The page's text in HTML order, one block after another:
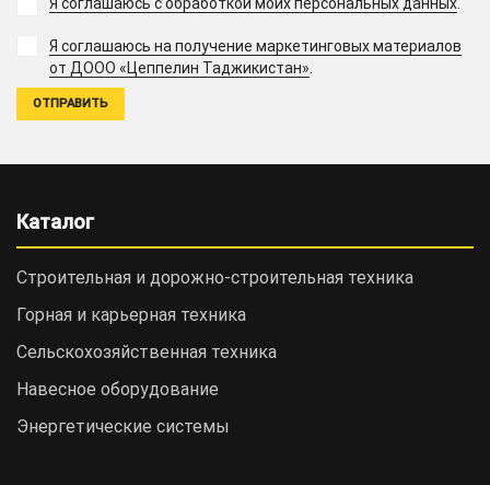
Я соглашаюсь с обработкой моих персональных данных.
Я соглашаюсь на получение маркетинговых материалов
от ДООО «Цеппелин Таджикистан».
Каталог
Строительная и дорожно-cтроительная техника
Горная и карьерная техника
Сельскохозяйственная техника
Навесное оборудование
Энергетические системы